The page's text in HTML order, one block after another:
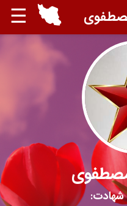
☰ مصطفوی
مصطفوی
شهادت: